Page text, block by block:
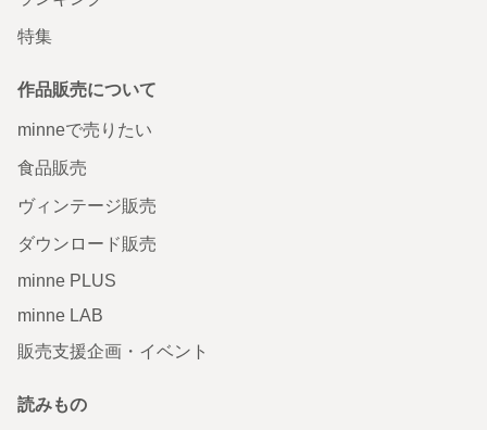
特集
作品販売について
minneで売りたい
食品販売
ヴィンテージ販売
ダウンロード販売
minne PLUS
minne LAB
販売支援企画・イベント
読みもの